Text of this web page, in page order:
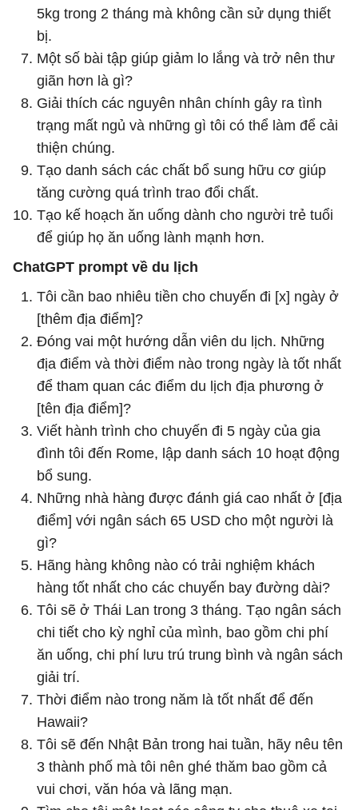
5kg trong 2 tháng mà không cần sử dụng thiết
bị.
Một số bài tập giúp giảm lo lắng và trở nên thư
giãn hơn là gì?
Giải thích các nguyên nhân chính gây ra tình
trạng mất ngủ và những gì tôi có thể làm để cải
thiện chúng.
Tạo danh sách các chất bổ sung hữu cơ giúp
tăng cường quá trình trao đổi chất.
Tạo kế hoạch ăn uống dành cho người trẻ tuổi
để giúp họ ăn uống lành mạnh hơn.
ChatGPT prompt về du lịch
Tôi cần bao nhiêu tiền cho chuyến đi [x] ngày ở
[thêm địa điểm]?
Đóng vai một hướng dẫn viên du lịch. Những
địa điểm và thời điểm nào trong ngày là tốt nhất
để tham quan các điểm du lịch địa phương ở
[tên địa điểm]?
Viết hành trình cho chuyến đi 5 ngày của gia
đình tôi đến Rome, lập danh sách 10 hoạt động
bổ sung.
Những nhà hàng được đánh giá cao nhất ở [địa
điểm] với ngân sách 65 USD cho một người là
gì?
Hãng hàng không nào có trải nghiệm khách
hàng tốt nhất cho các chuyến bay đường dài?
Tôi sẽ ở Thái Lan trong 3 tháng. Tạo ngân sách
chi tiết cho kỳ nghỉ của mình, bao gồm chi phí
ăn uống, chi phí lưu trú trung bình và ngân sách
giải trí.
Thời điểm nào trong năm là tốt nhất để đến
Hawaii?
Tôi sẽ đến Nhật Bản trong hai tuần, hãy nêu tên
3 thành phố mà tôi nên ghé thăm bao gồm cả
vui chơi, văn hóa và lãng mạn.